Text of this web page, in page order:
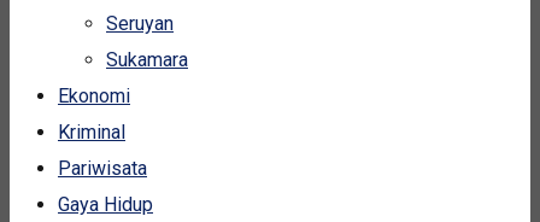
Seruyan
Sukamara
Ekonomi
Kriminal
Pariwisata
Gaya Hidup